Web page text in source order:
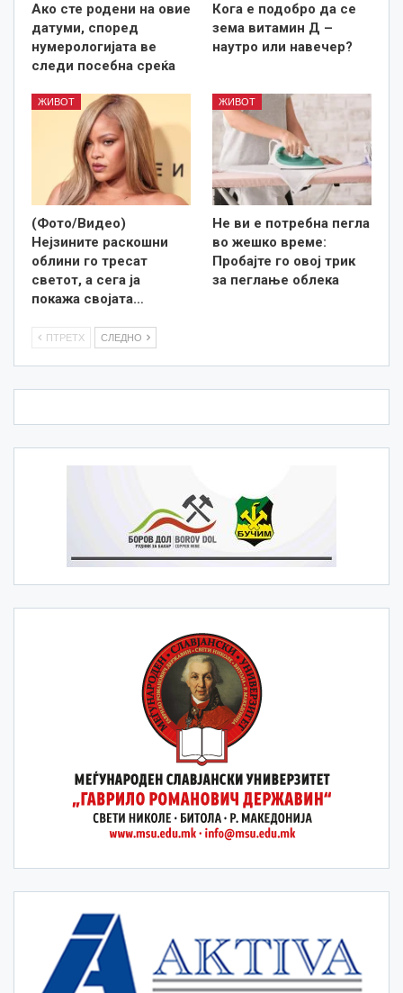
Ако сте родени на овие
датуми, според
нумерологијата ве
следи посебна среќа
Кога е подобро да се
зема витамин Д –
наутро или навечер?
ЖИВОТ
(Фото/Видео)
Нејзините раскошни
облини го тресат
светот, а сега ја
покажа својата…
ЖИВОТ
Не ви е потребна пегла
во жешко време:
Пробајте го овој трик
за пеглање облека
ПТРЕТХ СЛЕДНО